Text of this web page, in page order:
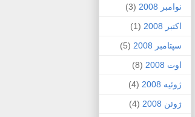
نوامبر 2008
(3)
اکتبر 2008
(1)
سپتامبر 2008
(5)
اوت 2008
(8)
ژوئیه 2008
(4)
ژوئن 2008
(4)